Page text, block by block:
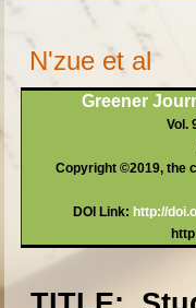
N'zue et al
Greener
Vol.
Copyright ©2019, the
DOI Link: http://